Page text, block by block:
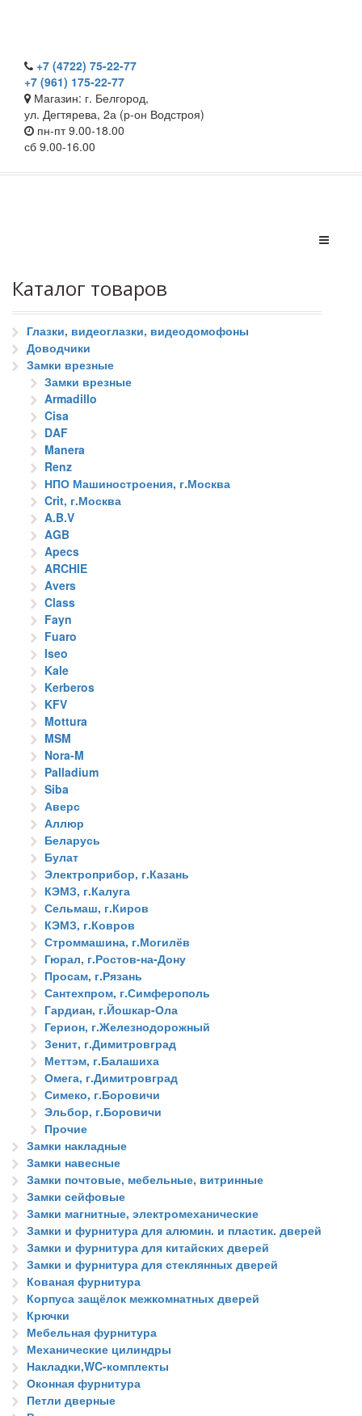
+7 (4722) 75-22-77
+7 (961) 175-22-77
Магазин: г. Белгород,
ул. Дегтярева, 2а (р-он Водстроя)
пн-пт 9.00-18.00
сб 9.00-16.00
Каталог товаров
Глазки, видеоглазки, видеодомофоны
Доводчики
Замки врезные
Замки врезные
Armadillo
Cisa
DAF
Manera
Renz
НПО Машиностроения, г.Москва
Crit, г.Москва
A.B.V
AGB
Apecs
ARCHIE
Avers
Class
Fayn
Fuaro
Iseo
Kale
Kerberos
KFV
Mottura
MSM
Nora-M
Palladium
Siba
Аверс
Аллюр
Беларусь
Булат
Электроприбор, г.Казань
КЭМЗ, г.Калуга
Сельмаш, г.Киров
КЭМЗ, г.Ковров
Строммашина, г.Могилёв
Гюрал, г.Ростов-на-Дону
Просам, г.Рязань
Сантехпром, г.Симферополь
Гардиан, г.Йошкар-Ола
Герион, г.Железнодорожный
Зенит, г.Димитровград
Меттэм, г.Балашиха
Омега, г.Димитровград
Симеко, г.Боровичи
Эльбор, г.Боровичи
Прочие
Замки накладные
Замки навесные
Замки почтовые, мебельные, витринные
Замки сейфовые
Замки магнитные, электромеханические
Замки и фурнитура для алюмин. и пластик. дверей
Замки и фурнитура для китайских дверей
Замки и фурнитура для стеклянных дверей
Кованая фурнитура
Корпуса защёлок межкомнатных дверей
Крючки
Мебельная фурнитура
Механические цилиндры
Накладки,WC-комплекты
Оконная фурнитура
Петли дверные